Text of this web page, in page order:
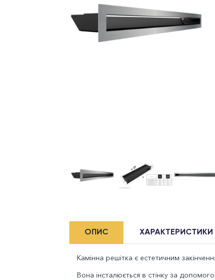
ОПИС ХАРАКТЕРИСТИКИ
Камінна решітка є естетичним
Вона інсталюється в стінку за